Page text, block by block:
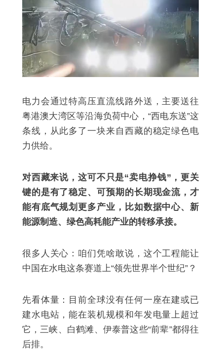
电力会通过特高压直流线路外送，主要送往
粤港澳大湾区等沿海负荷中心，“西电东送”这
条线，从此多了一块来自西藏的稳定绿色电
力供给。
对西藏来说，这可不只是“卖电挣钱”，更关
键的是有了稳定、可预期的长期现金流，才
能有底气规划更多产业，比如数据中心、新
能源制造、绿色高耗能产业的转移承接。
很多人关心：咱们凭啥敢说，这个工程能让
中国在水电这条赛道上“领先世界半个世纪”？
先看体量：目前全球没有任何一座在建或已
建水电站，能在装机规模和年发电量上超过
它，三峡、白鹤滩、伊泰普这些“前辈”都得往
后排。